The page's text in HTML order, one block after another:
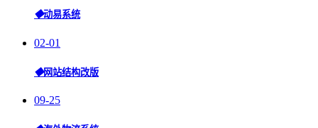
◆动易系统
02-01
◆网站结构改版
09-25